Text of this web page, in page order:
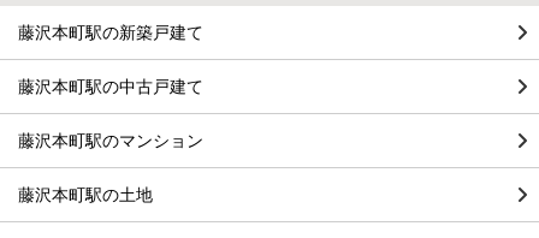
藤沢本町駅の新築戸建て
藤沢本町駅の中古戸建て
藤沢本町駅のマンション
藤沢本町駅の土地